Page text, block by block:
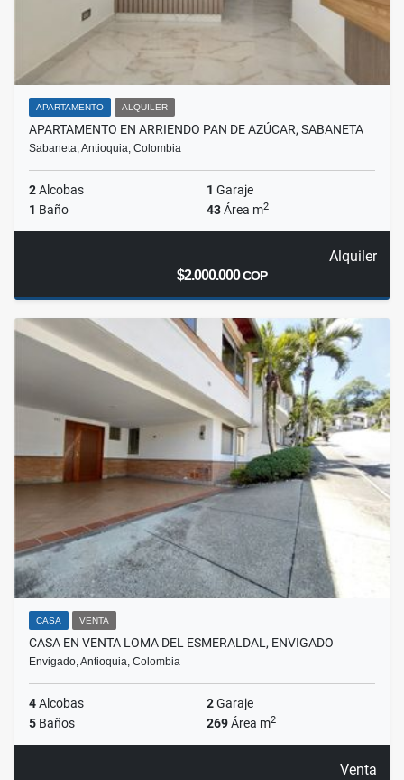
APARTAMENTO ALQUILER
APARTAMENTO EN ARRIENDO PAN DE AZÚCAR, SABANETA
Sabaneta, Antioquia, Colombia
2Alcobas 1 Garaje
1 Baño 43Área m2
Alquiler
$2.000.000COP
CASA VENTA
CASA EN VENTA LOMA DEL ESMERALDAL, ENVIGADO
Envigado, Antioquia, Colombia
4Alcobas 2Garaje
5 Baños 269Área m2
Venta